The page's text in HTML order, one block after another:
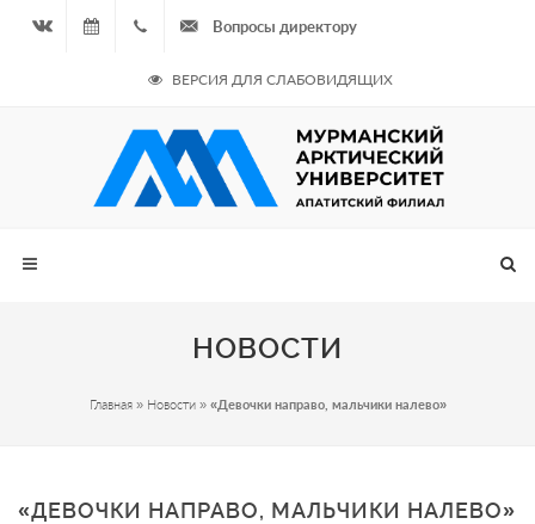
08.08.2026
- Чётная
неделя
964
687
Вопросы директору
ВЕРСИЯ ДЛЯ СЛАБОВИДЯЩИХ
НОВОСТИ
Главная» Новости» «Девочки направо, мальчики налево»
«ДЕВОЧКИ НАПРАВО, МАЛЬЧИКИ НАЛЕВО»